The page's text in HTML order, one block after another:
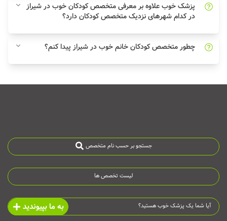
پزشک خوب علاوه بر معرفی متخصص کودکان خوب در شیراز
در کدام شهرهای نزدیک متخصص کودکان دارد؟
چطور متخصص کودکان خانم خوب در شیراز پیدا کنم؟
جستجو بر حسب نام متخصص
لیست تخصص ها
آیا شما یک پزشک خوب هستید؟ به ما بپیوندید